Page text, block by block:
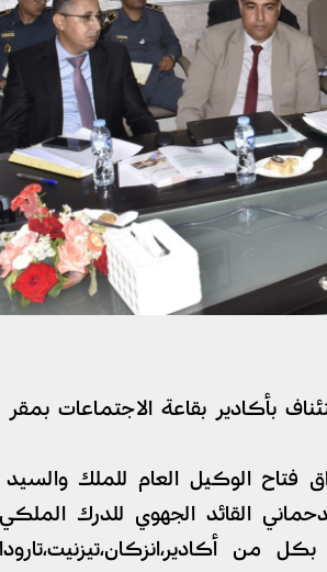
بأكادير بقاعة الاجتماعات
فتاح الوكيل العام للملك
القائد الجهوي للدرك الملكي
من